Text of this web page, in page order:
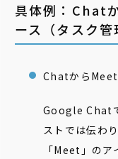
具体例：Chat
ース（タスク
Chatから
Google Chat
ストでは伝わ
「Meet」の